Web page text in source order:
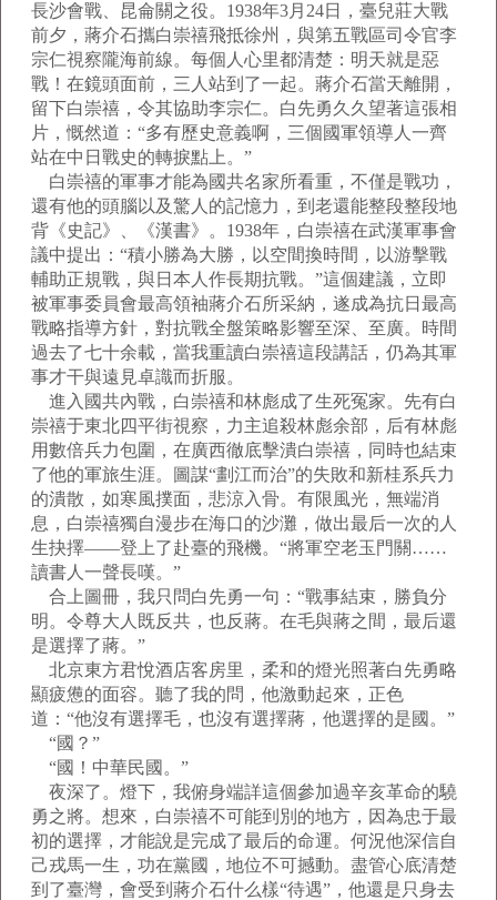
長沙會戰、昆侖關之役。1938年3月24日，臺兒莊大戰
前夕，蔣介石攜白崇禧飛抵徐州，與第五戰區司令官李
宗仁視察隴海前線。每個人心里都清楚：明天就是惡
戰！在鏡頭面前，三人站到了一起。蔣介石當天離開，
留下白崇禧，令其協助李宗仁。白先勇久久望著這張相
片，慨然道：“多有歷史意義啊，三個國軍領導人一齊
站在中日戰史的轉捩點上。”
白崇禧的軍事才能為國共名家所看重，不僅是戰功，
還有他的頭腦以及驚人的記憶力，到老還能整段整段地
背《史記》、《漢書》。1938年，白崇禧在武漢軍事會
議中提出：“積小勝為大勝，以空間換時間，以游擊戰
輔助正規戰，與日本人作長期抗戰。”這個建議，立即
被軍事委員會最高領袖蔣介石所采納，遂成為抗日最高
戰略指導方針，對抗戰全盤策略影響至深、至廣。時間
過去了七十余載，當我重讀白崇禧這段講話，仍為其軍
事才干與遠見卓識而折服。
進入國共內戰，白崇禧和林彪成了生死冤家。先有白
崇禧于東北四平街視察，力主追殺林彪余部，后有林彪
用數倍兵力包圍，在廣西徹底擊潰白崇禧，同時也結束
了他的軍旅生涯。圖謀“劃江而治”的失敗和新桂系兵力
的潰散，如寒風撲面，悲涼入骨。有限風光，無端消
息，白崇禧獨自漫步在海口的沙灘，做出最后一次的人
生抉擇——登上了赴臺的飛機。“將軍空老玉門關……
讀書人一聲長嘆。”
合上圖冊，我只問白先勇一句：“戰事結束，勝負分
明。令尊大人既反共，也反蔣。在毛與蔣之間，最后還
是選擇了蔣。”
北京東方君悅酒店客房里，柔和的燈光照著白先勇略
顯疲憊的面容。聽了我的問，他激動起來，正色
道：“他沒有選擇毛，也沒有選擇蔣，他選擇的是國。”
“國？”
“國！中華民國。”
夜深了。燈下，我俯身端詳這個參加過辛亥革命的驍
勇之將。想來，白崇禧不可能到別的地方，因為忠于最
初的選擇，才能說是完成了最后的命運。何況他深信自
己戎馬一生，功在黨國，地位不可撼動。盡管心底清楚
到了臺灣，會受到蔣介石什么樣“待遇”，他還是只身去